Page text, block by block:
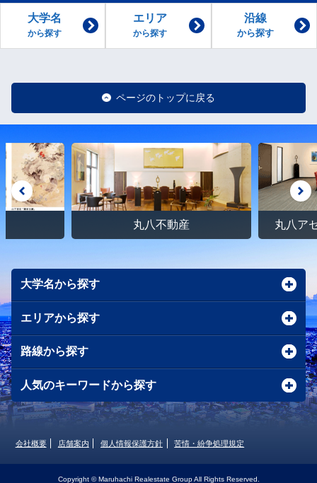
大学名
から探す
エリア
から探す
沿線
から探す
ページのトップに戻る
丸八不動産 丸八ア
大学名から探す
エリアから探す
路線から探す
人気のキーワードから探す
会社概要 店舗案内 個人情報保護方針 苦情・紛争処理規定
Copyright © Maruhachi Realestate Group All Rights Reserved.